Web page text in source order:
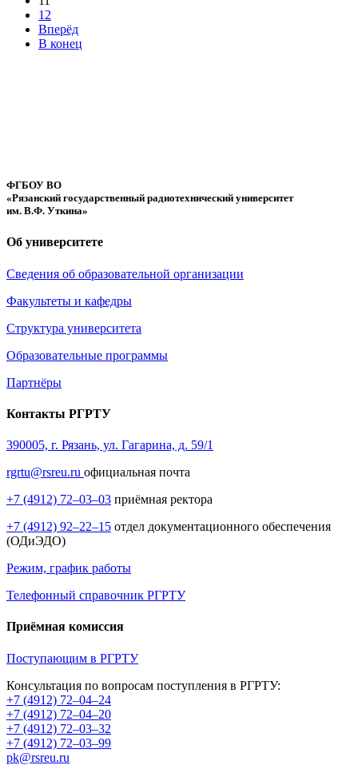
12
Вперёд
В конец
ФГБОУ ВО
«Рязанский государственный радиотехнический университет
им. В.Ф. Уткина»
Об университете
Сведения об образовательной организации
Факультеты и кафедры
Структура университета
Образовательные программы
Партнёры
Контакты РГРТУ
390005, г. Рязань, ул. Гагарина, д. 59/1
rgrtu@rsreu.ru официальная почта
+7 (4912) 72–03–03 приёмная ректора
+7 (4912) 92–22–15 отдел документационного обеспечения
(ОДиЭДО)
Режим, график работы
Телефонный справочник РГРТУ
Приёмная комиссия
Поступающим в РГРТУ
Консультация по вопросам поступления в РГРТУ:
+7 (4912) 72–04–24
+7 (4912) 72–04–20
+7 (4912) 72–03–32
+7 (4912) 72–03–99
pk@rsreu.ru